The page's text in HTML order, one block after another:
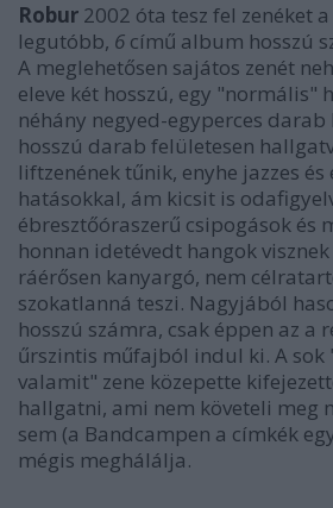
Robur 2002 óta tesz fel zenéket
legutóbb, 6 című album hosszú
A meglehetősen sajátos zenét
eleve két hosszú, egy "normális"
néhány negyed-egyperces
hosszú darab felületesen
liftzenének tűnik, enyhe jazzes és
hatásokkal, ám kicsit is
ébresztőóraszerű csipogások és
honnan idetévedt hangok
ráérősen kanyargó, nem
szokatlanná teszi. Nagyjából
hosszú számra, csak éppen az a
űrszintis műfajból indul ki. A sok
valamit" zene közepette
hallgatni, ami nem követeli meg
sem (a Bandcampen a címkék
mégis meghálálja.